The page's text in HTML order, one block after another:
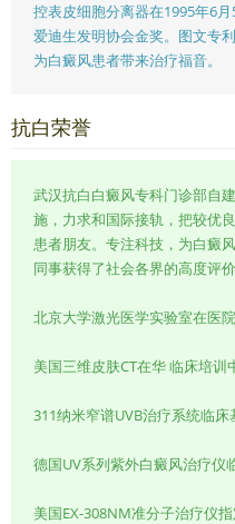
控表皮细胞分离器在1995年6
爱迪生发明协会金奖。图文专
为白癜风患者带来治疗福音。
抗白荣誉
武汉抗白白癜风专科门诊部自
施，力求和国际接轨，把较优
患者朋友。专注科技，为白癜
同事获得了社会各界的高度评价
北京大学激光医学实验室在医
美国三维皮肤CT在华 临床培训
311纳米窄谱UVB治疗系统临床
德国UV系列紫外白癜风治疗仪
美国EX-308NM准分子治疗仪